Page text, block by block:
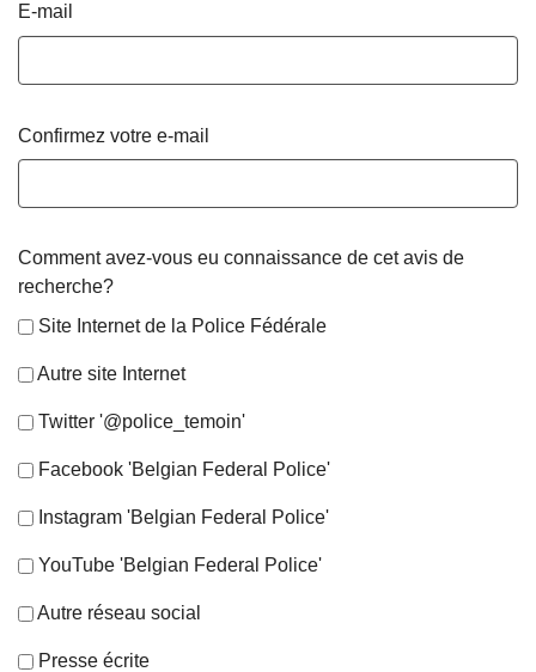
E-mail
Confirmez votre e-mail
Comment avez-vous eu connaissance de cet avis de
recherche?
Site Internet de la Police Fédérale
Autre site Internet
Twitter '@police_temoin'
Facebook 'Belgian Federal Police'
Instagram 'Belgian Federal Police'
YouTube 'Belgian Federal Police'
Autre réseau social
Presse écrite